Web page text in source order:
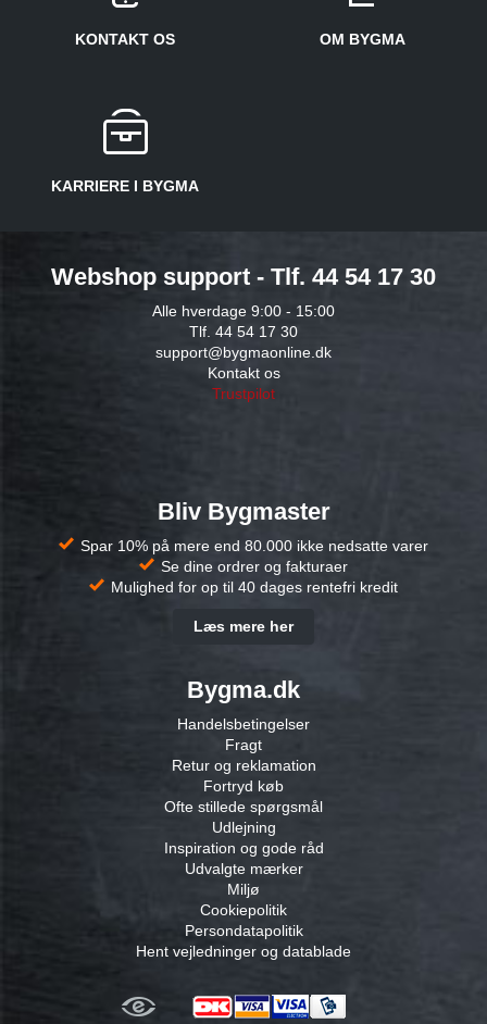
KONTAKT OS OM BYGMA
KARRIERE I BYGMA
Webshop support - Tlf. 44 54 17 30
Alle hverdage 9:00 - 15:00
Tlf. 44 54 17 30
support@bygmaonline.dk
Kontakt os
Trustpilot
Bliv Bygmaster
Spar 10% på mere end 80.000 ikke nedsatte varer
Se dine ordrer og fakturaer
Mulighed for op til 40 dages rentefri kredit
Læs mere her
Bygma.dk
Handelsbetingelser
Fragt
Retur og reklamation
Fortryd køb
Ofte stillede spørgsmål
Udlejning
Inspiration og gode råd
Udvalgte mærker
Miljø
Cookiepolitik
Persondatapolitik
Hent vejledninger og datablade